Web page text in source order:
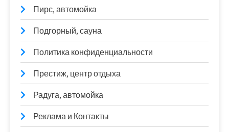
Пирс, автомойка
Подгорный, сауна
Политика конфиденциальности
Престиж, центр отдыха
Радуга, автомойка
Реклама и Контакты